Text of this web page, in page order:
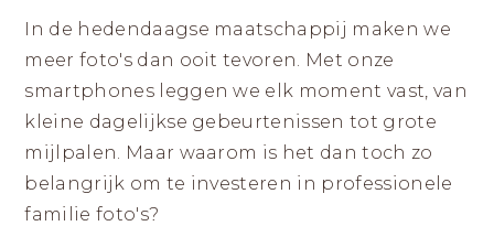
In de hedendaagse maatschappij maken we
meer foto's dan ooit tevoren. Met onze
smartphones leggen we elk moment vast, van
kleine dagelijkse gebeurtenissen tot grote
mijlpalen. Maar waarom is het dan toch zo
belangrijk om te investeren in professionele
familie foto's?